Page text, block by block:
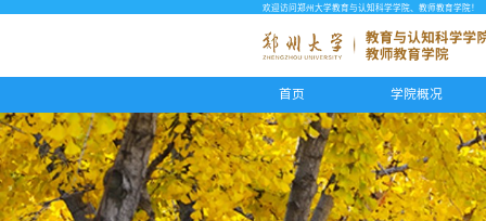
欢迎访问郑州大学教育与认知科学学院、教师教育学院！
首页 学院概况